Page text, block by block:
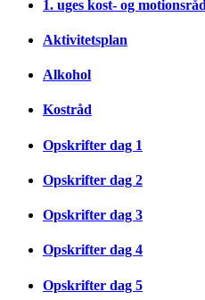
1. uges kost- og motionsråd
Aktivitetsplan
Alkohol
Kostråd
Opskrifter dag 1
Opskrifter dag 2
Opskrifter dag 3
Opskrifter dag 4
Opskrifter dag 5